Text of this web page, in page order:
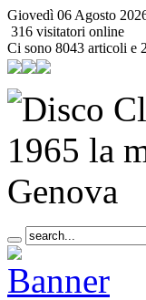
Giovedì 06 Agosto
316 visitatori online
Ci sono 8043 articoli e